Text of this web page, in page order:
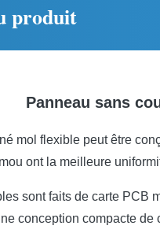
produit
Panneau sans
mol flexible peut être
ont la meilleure
sont faits de carte PCB
conception compacte